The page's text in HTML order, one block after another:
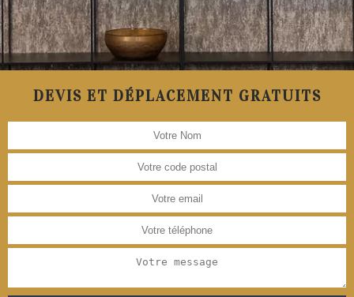
DEVIS ET DÉPLACEMENT GRATUITS